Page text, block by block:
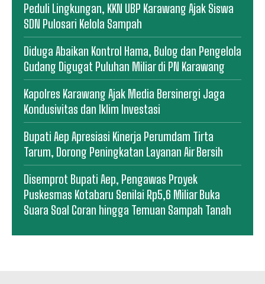
Peduli Lingkungan, KKN UBP Karawang Ajak Siswa
SDN Pulosari Kelola Sampah
Diduga Abaikan Kontrol Hama, Bulog dan Pengelola
Gudang Digugat Puluhan Miliar di PN Karawang
Kapolres Karawang Ajak Media Bersinergi Jaga
Kondusivitas dan Iklim Investasi
Bupati Aep Apresiasi Kinerja Perumdam Tirta
Tarum, Dorong Peningkatan Layanan Air Bersih
Disemprot Bupati Aep, Pengawas Proyek
Puskesmas Kotabaru Senilai Rp5,6 Miliar Buka
Suara Soal Coran hingga Temuan Sampah Tanah